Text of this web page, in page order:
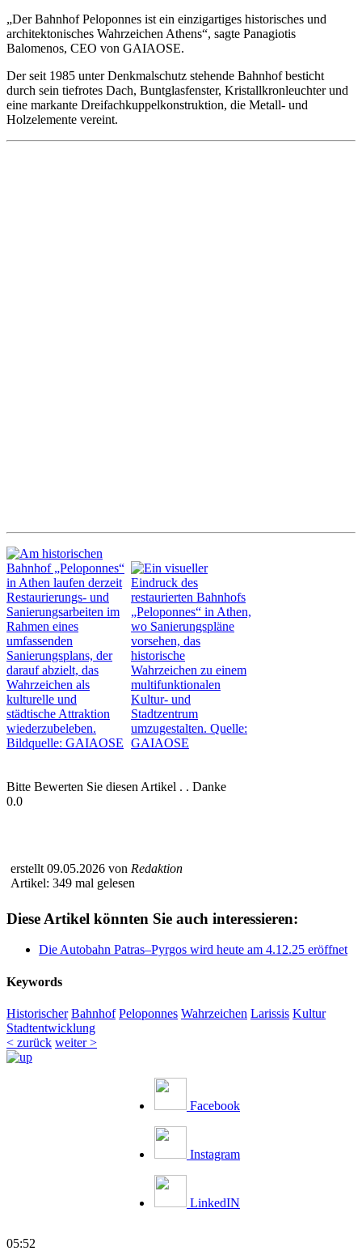
„Der Bahnhof Peloponnes ist ein einzigartiges historisches und
architektonisches Wahrzeichen Athens“, sagte Panagiotis
Balomenos, CEO von GAIAOSE.
Der seit 1985 unter Denkmalschutz stehende Bahnhof besticht
durch sein tiefrotes Dach, Buntglasfenster, Kristallkronleuchter und
eine markante Dreifachkuppelkonstruktion, die Metall- und
Holzelemente vereint.
Bitte Bewerten Sie diesen Artikel . . Danke
0.0
erstellt 09.05.2026 von Redaktion
Artikel: 349 mal gelesen
Diese Artikel könnten Sie auch interessieren:
Die Autobahn Patras–Pyrgos wird heute am 4.12.25 eröffnet
Keywords
Historischer Bahnhof Peloponnes Wahrzeichen Larissis Kultur
Stadtentwicklung
< zurück weiter >
Facebook
Instagram
LinkedIN
05:52